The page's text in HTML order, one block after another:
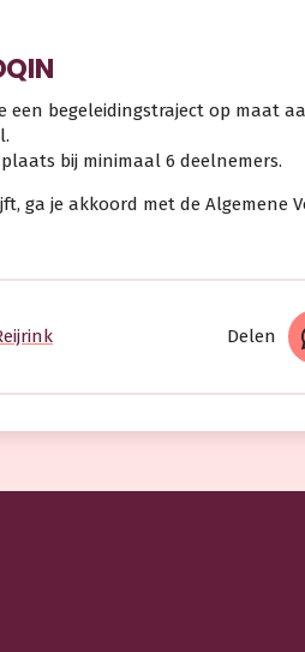
een begeleidingstraject op maat
bij minimaal 6 deelnemers.
ga je akkoord met de Algemene
Delen